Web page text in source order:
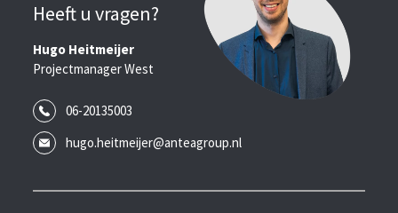
Heeft u vragen?
Hugo Heitmeijer
Projectmanager West
06-20135003
hugo.heitmeijer@anteagroup.nl